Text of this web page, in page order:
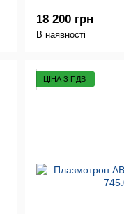
18 200 грн
В наявності
ЦІНА З ПДВ